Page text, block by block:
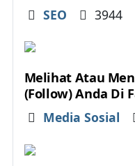
Details
SEO 3944
Melihat Atau
(Follow) Anda Di
Details
Media Sosial